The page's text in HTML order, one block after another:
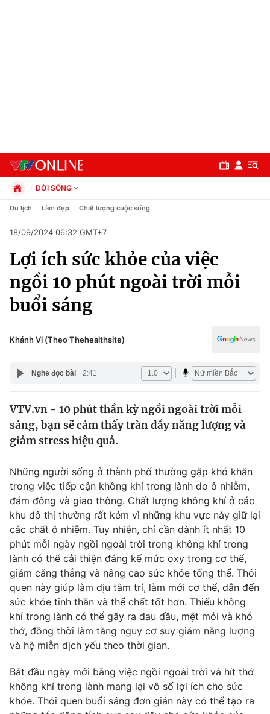
Chuyên mục
Chính trị
Xã hội
Pháp luật
Y tế
Thế giới
Tin tức
Câu chuyện quốc tế
Kinh tế
Tài chính
Thị trường
Góc doanh nghiệp
Dữ liệu và đời sống
Truyền hình
Phim VTV
Hậu trường
Nhân vật
Khán giả
Giải sao mai
Giải trí
Điện ảnh
Âm nhạc
Sao
Đời sống
Du lịch
Làm đẹp
Giáo dục
Tuyển sinh
Học trực tuyến
Hitech Công nghệ tương lai
Sản phẩm
Giao lưu trực tuyến
ĐỜI SỐNG
Chính trị
Pháp luật
Kinh tế
Thể thao
Truyền hình
Văn hóa - Giải trí
Công nghệ
Du lịch Làm đẹp Chất lượng cuộc sống
18/09/2024 06:32 GMT+7
Lợi ích sức khỏe của việc
ngồi 10 phút ngoài trời mỗi
buổi sáng
Khánh Vi (Theo Thehealthsite)
Nghe đọc bài 2:41
VTV.vn - 10 phút thần kỳ ngồi ngoài trời mỗi
sáng, bạn sẽ cảm thấy tràn đầy năng lượng và
giảm stress hiệu quả.
Những người sống ở thành phố thường gặp khó khăn
trong việc tiếp cận không khí trong lành do ô nhiễm,
đám đông và giao thông. Chất lượng không khí ở các
khu đô thị thường rất kém vì những khu vực này giữ lại
các chất ô nhiễm. Tuy nhiên, chỉ cần dành ít nhất 10
phút mỗi ngày ngồi ngoài trời trong không khí trong
lành có thể cải thiện đáng kể mức oxy trong cơ thể,
giảm căng thẳng và nâng cao sức khỏe tổng thể. Thói
quen này giúp làm dịu tâm trí, làm mới cơ thể, dẫn đến
sức khỏe tinh thần và thể chất tốt hơn. Thiếu không
khí trong lành có thể gây ra đau đầu, mệt mỏi và khó
thở, đồng thời làm tăng nguy cơ suy giảm năng lượng
và hệ miễn dịch yếu theo thời gian.
Bắt đầu ngày mới bằng việc ngồi ngoài trời và hít thở
không khí trong lành mang lại vô số lợi ích cho sức
khỏe. Thói quen buổi sáng đơn giản này có thể tạo ra